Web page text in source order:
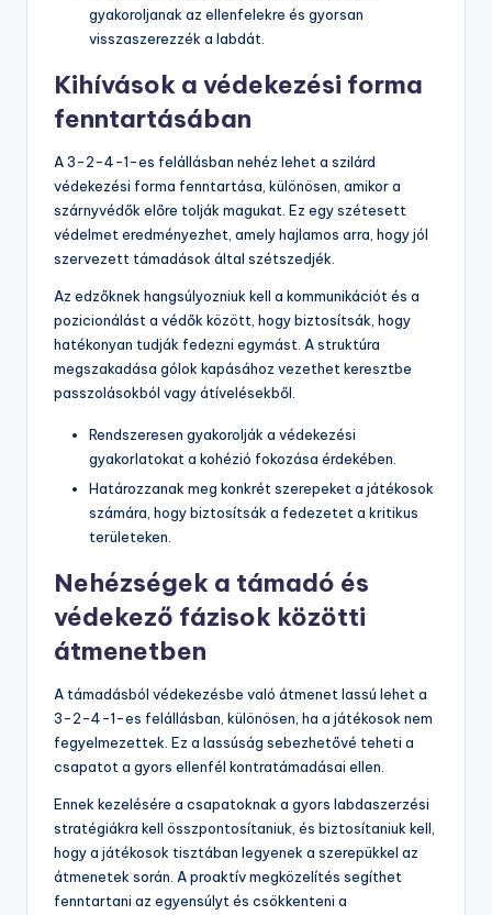
gyakoroljanak az ellenfelekre és gyorsan
visszaszerezzék a labdát.
Kihívások a védekezési forma
fenntartásában
A 3-2-4-1-es felállásban nehéz lehet a szilárd
védekezési forma fenntartása, különösen, amikor a
szárnyvédők előre tolják magukat. Ez egy szétesett
védelmet eredményezhet, amely hajlamos arra, hogy jól
szervezett támadások által szétszedjék.
Az edzőknek hangsúlyozniuk kell a kommunikációt és a
pozicionálást a védők között, hogy biztosítsák, hogy
hatékonyan tudják fedezni egymást. A struktúra
megszakadása gólok kapásához vezethet keresztbe
passzolásokból vagy átívelésekből.
Rendszeresen gyakorolják a védekezési
gyakorlatokat a kohézió fokozása érdekében.
Határozzanak meg konkrét szerepeket a játékosok
számára, hogy biztosítsák a fedezetet a kritikus
területeken.
Nehézségek a támadó és
védekező fázisok közötti
átmenetben
A támadásból védekezésbe való átmenet lassú lehet a
3-2-4-1-es felállásban, különösen, ha a játékosok nem
fegyelmezettek. Ez a lassúság sebezhetővé teheti a
csapatot a gyors ellenfél kontratámadásai ellen.
Ennek kezelésére a csapatoknak a gyors labdaszerzési
stratégiákra kell összpontosítaniuk, és biztosítaniuk kell,
hogy a játékosok tisztában legyenek a szerepükkel az
átmenetek során. A proaktív megközelítés segíthet
fenntartani az egyensúlyt és csökkenteni a